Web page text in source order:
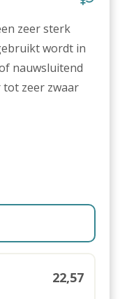
zeer sterk
wordt in
nauwsluitend
tot zeer zwaar
22,57